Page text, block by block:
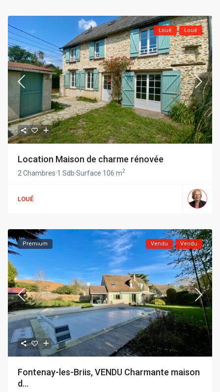
Loué Loué
Location Maison de charme rénovée
2 Chambres·1 Sdb·Surface 106 m2
LOUÉ
Premium Vendu Vendu
Fontenay-les-Briis, VENDU Charmante maison
d...